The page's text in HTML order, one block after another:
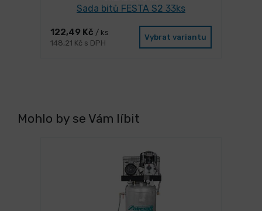
Sada bitů FESTA S2 33ks
122,49 Kč / ks
148,21 Kč s DPH
Vybrat variantu
Mohlo by se Vám líbit